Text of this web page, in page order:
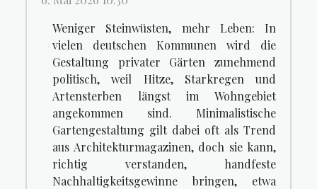
Weniger Steinwüsten, mehr Leben: In
vielen deutschen Kommunen wird die
Gestaltung privater Gärten zunehmend
politisch, weil Hitze, Starkregen und
Artensterben längst im Wohngebiet
angekommen sind. Minimalistische
Gartengestaltung gilt dabei oft als Trend
aus Architekturmagazinen, doch sie kann,
richtig verstanden, handfeste
Nachhaltigkeitsgewinne bringen, etwa